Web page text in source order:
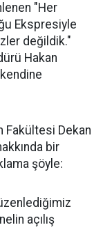
"Her
Ekspresiyle
değildik."
Hakan
Fakültesi Dekan
bir
şöyle:
açılış